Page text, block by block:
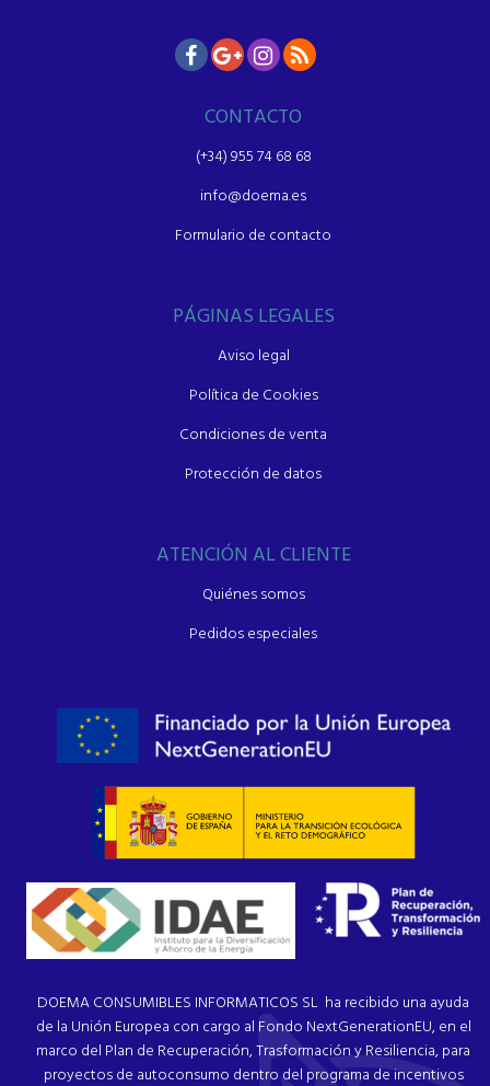
CONTACTO
(+34) 955 74 68 68
info@doema.es
Formulario de contacto
PÁGINAS LEGALES
Aviso legal
Política de Cookies
Condiciones de venta
Protección de datos
ATENCIÓN AL CLIENTE
Quiénes somos
Pedidos especiales
DOEMA CONSUMIBLES INFORMATICOS SL ha recibido una ayuda
de la Unión Europea con cargo al Fondo NextGenerationEU, en el
marco del Plan de Recuperación, Trasformación y Resiliencia, para
proyectos de autoconsumo dentro del programa de incentivos